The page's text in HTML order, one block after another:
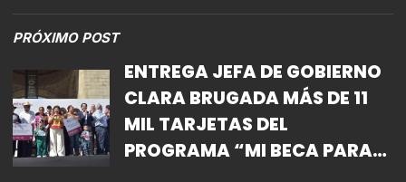
PRÓXIMO POST
ENTREGA JEFA DE GOBIERNO
CLARA BRUGADA MÁS DE 11
MIL TARJETAS DEL
PROGRAMA “MI BECA PARA